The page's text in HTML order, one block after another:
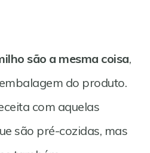
são a mesma coisa,
do produto.
com aquelas
são pré-cozidas, mas